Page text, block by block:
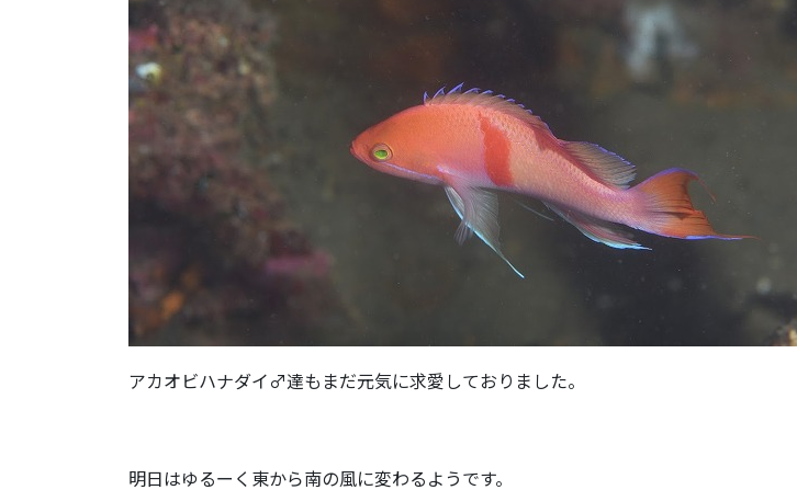
アカオビハナダイ♂達もまだ元気に求愛しておりました。
明日はゆるーく東から南の風に変わるようです。